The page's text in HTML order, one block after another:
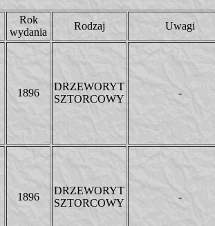
Rok
wydania
Rodzaj Uwagi
1896
DRZEWORYT
SZTORCOWY
-
1896
DRZEWORYT
SZTORCOWY
-